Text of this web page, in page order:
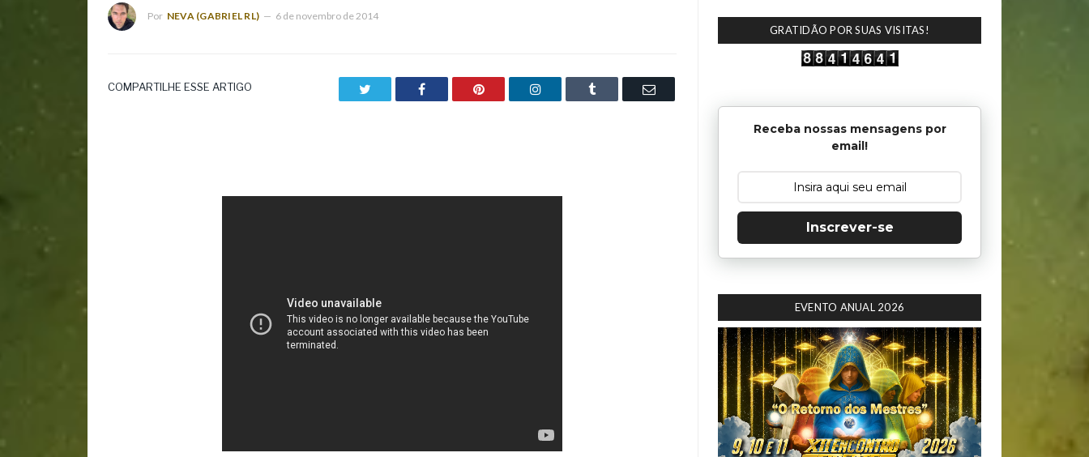
Por NEVA (GABRIEL RL) 6 de novembro de 2014
COMPARTILHE ESSE ARTIGO Facebook Pinterest LinkedIn Tumblr Email
GRATIDÃO POR SUAS VISITAS!
Receba nossas mensagens por
email!
Inscrever-se
EVENTO ANUAL 2026